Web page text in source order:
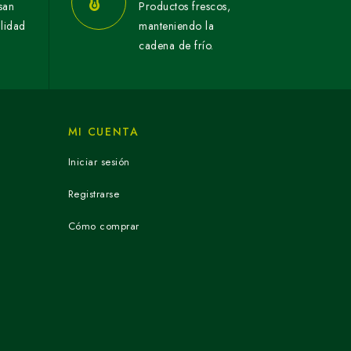
Productos frescos,
manteniendo la
cadena de frío.
MI CUENTA
Iniciar sesión
Registrarse
Cómo comprar